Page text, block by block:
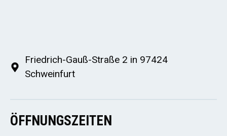
Friedrich-Gauß-Straße 2 in 97424
Schweinfurt
ÖFFNUNGSZEITEN